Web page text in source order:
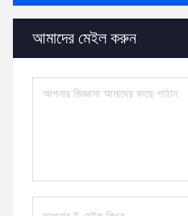
আমাদের মেইল ​​করুন